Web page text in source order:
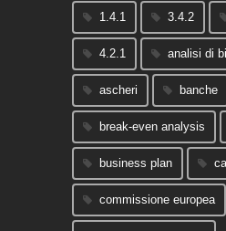
1.4.1 3.4.2
4.2.1 analisi di
ascheri banche
break-even analysis
business plan
commissione europea